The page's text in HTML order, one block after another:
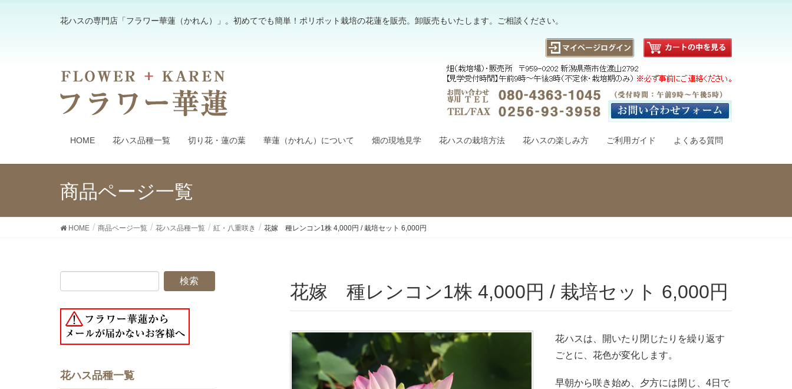
花ハスの専門店「フラワー華蓮（かれん）」。初めてでも簡単！ポリポット栽培の花蓮を販売。卸販売もいたします。ご相談ください。
HOME 花ハス品種一覧 切り花・蓮の葉 華蓮（かれん）について 畑の現地見学 花ハスの栽培方法 花ハスの楽しみ方 ご利用ガイド よくある質問
商品ページ一覧
HOME 商品ページ一覧 花ハス品種一覧 紅・八重咲き 花嫁 種レンコン1株 4,000円 / 栽培セット 6,000円
花嫁 種レンコン1株 4,000円 / 栽培セット 6,000円
花ハスは、開いたり閉じたりを繰り返す
ごとに、花色が変化します。
早朝から咲き始め、夕方には閉じ、4日で
花ハス品種一覧